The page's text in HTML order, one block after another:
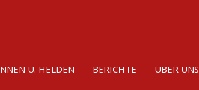
U. HELDEN BERICHTE ÜBER UNS